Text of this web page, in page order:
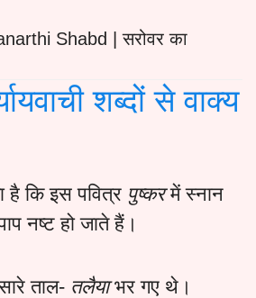
Shabd | सरोवर का
शब्दों से वाक्य
है कि इस पवित्र पुष्करमें स्नान
नष्ट हो जाते हैं।
ताल- तलैयाभर गए थे।